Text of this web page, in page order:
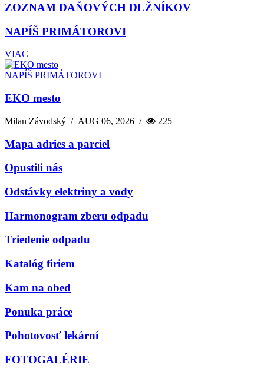
ZOZNAM DAŇOVÝCH DLŽNÍKOV
NAPÍŠ PRIMÁTOROVI
VIAC
NAPÍŠ PRIMÁTOROVI
EKO mesto
Milan Závodský /AUG 06, 2026 / 225
Mapa adries a parciel
Opustili nás
Odstávky elektriny a vody
Harmonogram zberu odpadu
Triedenie odpadu
Katalóg firiem
Kam na obed
Ponuka práce
Pohotovosť lekární
FOTOGALÉRIE